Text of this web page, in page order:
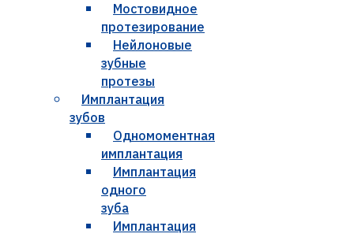
Мостовидное
протезирование
Нейлоновые
зубные
протезы
Имплантация
зубов
Одномоментная
имплантация
Имплантация
одного
зуба
Имплантация